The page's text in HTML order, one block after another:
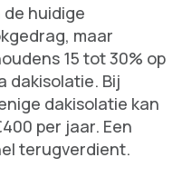
de huidige
maar
15 tot 30% op
dakisolatie. Bij
dakisolatie kan
per jaar. Een
terugverdient.